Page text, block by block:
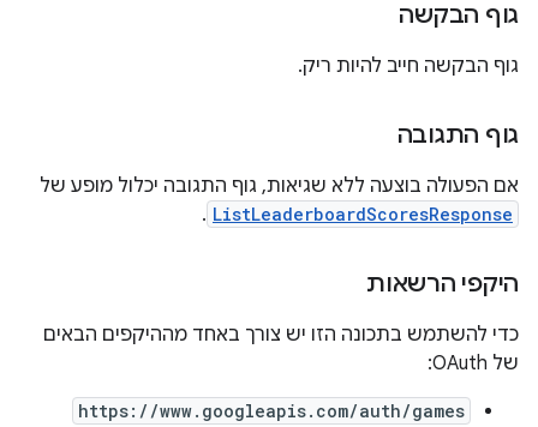
גוף הבקשה
גוף הבקשה חייב להיות ריק.
גוף התגובה
אם הפעולה בוצעה ללא שגיאות, גוף התגובה יכלול מופע של
ListLeaderboardScoresResponse
.
היקפי הרשאות
כדי להשתמש בתכונה הזו יש צורך באחד מההיקפים הבאים
של OAuth:
https://www.googleapis.com/auth/games